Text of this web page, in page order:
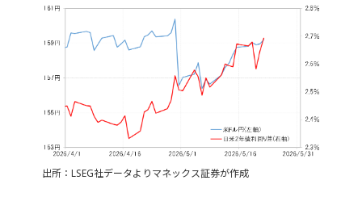
出所：LSEG社データよりマネックス証券が作成